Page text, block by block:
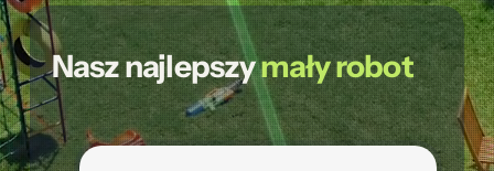
Nasz najlepszymały robot